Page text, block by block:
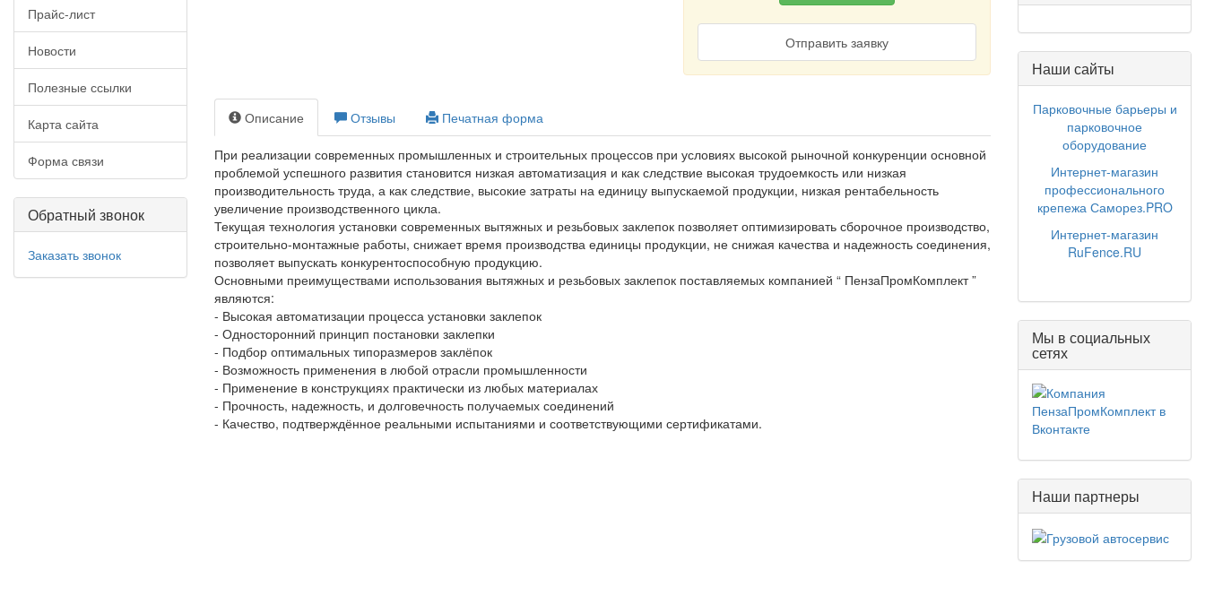
Прайс-лист
Новости
Полезные ссылки
Карта сайта
Форма связи
Обратный звонок
Заказать звонок
Отправить заявку
Описание Отзывы Печатная форма
При реализации современных промышленных и строительных процессов при условиях высокой рыночной конкуренции основной
проблемой успешного развития становится низкая автоматизация и как следствие высокая трудоемкость или низкая
производительность труда, а как следствие, высокие затраты на единицу выпускаемой продукции, низкая рентабельность
увеличение производственного цикла.
Текущая технология установки современных вытяжных и резьбовых заклепок позволяет оптимизировать сборочное производство,
строительно-монтажные работы, снижает время производства единицы продукции, не снижая качества и надежность соединения,
позволяет выпускать конкурентоспособную продукцию.
Основными преимуществами использования вытяжных и резьбовых заклепок поставляемых компанией “ ПензаПромКомплект ”
являются:
- Высокая автоматизации процесса установки заклепок
- Односторонний принцип постановки заклепки
- Подбор оптимальных типоразмеров заклёпок
- Возможность применения в любой отрасли промышленности
- Применение в конструкциях практически из любых материалах
- Прочность, надежность, и долговечность получаемых соединений
- Качество, подтверждённое реальными испытаниями и соответствующими сертификатами.
Наши сайты
Парковочные барьеры и
парковочное
оборудование
Интернет-магазин
профессионального
крепежа Саморез.PRO
Интернет-магазин
RuFence.RU
Мы в социальных
сетях
Наши партнеры